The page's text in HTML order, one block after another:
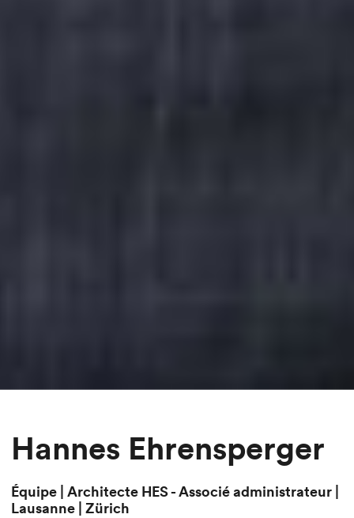
Hannes Ehrensperger
Équipe | Architecte HES - Associé administrateur |
Lausanne | Zürich